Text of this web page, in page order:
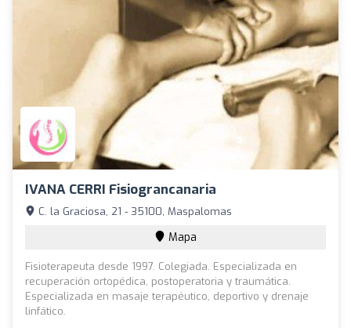
IVANA CERRI Fisiograncanaria
C. la Graciosa, 21 - 35100, Maspalomas
Mapa
Fisioterapeuta desde 1997. Colegiada. Especializada en
recuperación ortopédica, postoperatoria y traumática.
Especializada en masaje terapéutico, deportivo y drenaje
linfático.